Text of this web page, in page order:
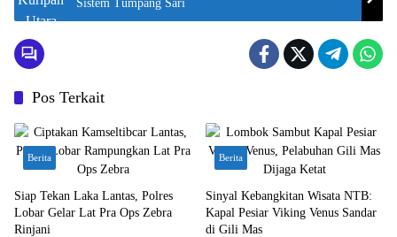
Sistem Tumpang Sari
Pos Terkait
Berita
Siap Tekan Laka Lantas, Polres
Lobar Gelar Lat Pra Ops Zebra
Rinjani
Berita
Sinyal Kebangkitan Wisata NTB:
Kapal Pesiar Viking Venus Sandar
di Gili Mas